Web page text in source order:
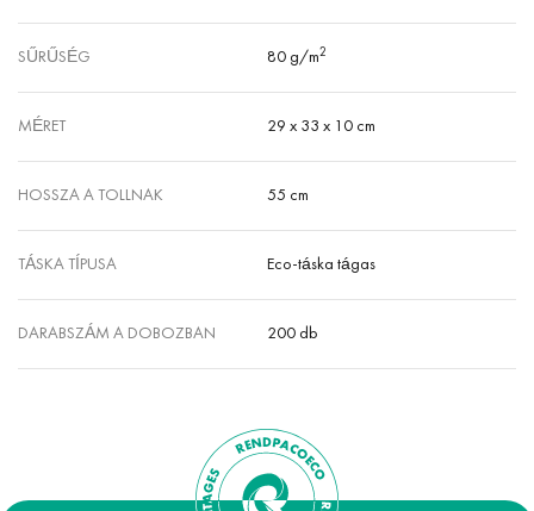
SŰRŰSÉG 80 g/m2
MÉRET 29 х 33 х 10 cm
HOSSZA A TOLLNAK 55 cm
TÁSKA TÍPUSA Eco-táska tágas
DARABSZÁM A DOBOZBAN 200 db